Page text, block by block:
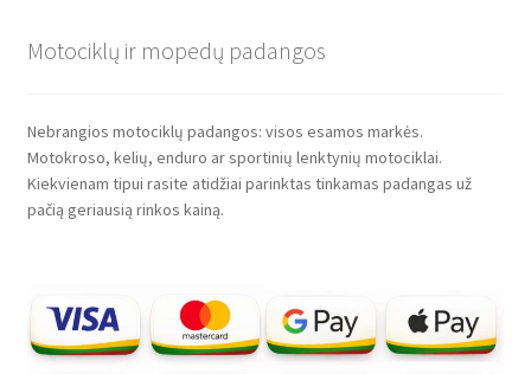
Motociklų ir mopedų padangos
Nebrangios motociklų padangos: visos esamos markės.
Motokroso, kelių, enduro ar sportinių lenktynių motociklai.
Kiekvienam tipui rasite atidžiai parinktas tinkamas padangas už
pačią geriausią rinkos kainą.